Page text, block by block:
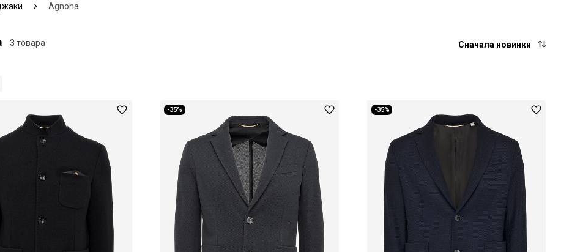
Agnona
3 товара Сначала новинки
-35% -35%